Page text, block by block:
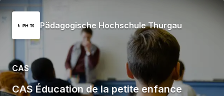
Pädagogische Hochschule Thurgau
CAS
CAS Éducation de la petite enfance